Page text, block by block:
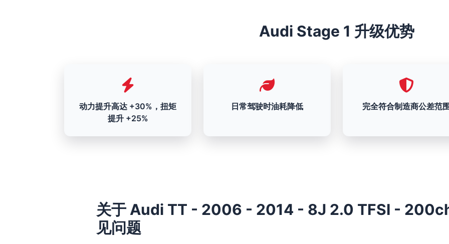
Audi Stage 1 升级优势
动力提升高达 +30%，扭矩
提升 +25%
日常驾驶时油耗降低 完全符合制造商公差范围
关于 Audi TT - 2006 - 2014 - 8J 2.0 TFSI -
见问题